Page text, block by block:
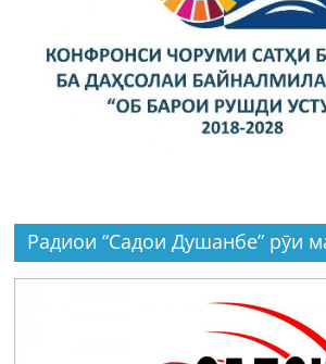
Радиои “Садои Душанбе” рӯи